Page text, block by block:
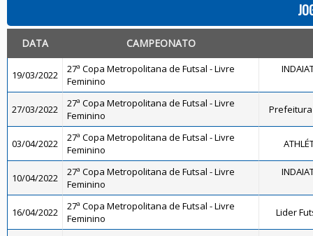
DATA CAMPEONATO
19/03/2022
27ª Copa Metropolitana de Futsal - Livre
Feminino
27/03/2022
27ª Copa Metropolitana de Futsal - Livre
Feminino
03/04/2022
27ª Copa Metropolitana de Futsal - Livre
Feminino
10/04/2022
27ª Copa Metropolitana de Futsal - Livre
Feminino
16/04/2022
27ª Copa Metropolitana de Futsal - Livre
Feminino
Lider